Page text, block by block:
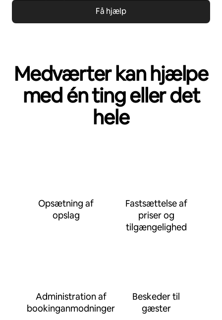
Få hjælp
Medværter kan hjælpe
med én ting eller det
hele
Opsætning af
opslag
Fastsættelse af
priser og
tilgængelighed
Administration af
bookinganmodninger
Beskeder til
gæster